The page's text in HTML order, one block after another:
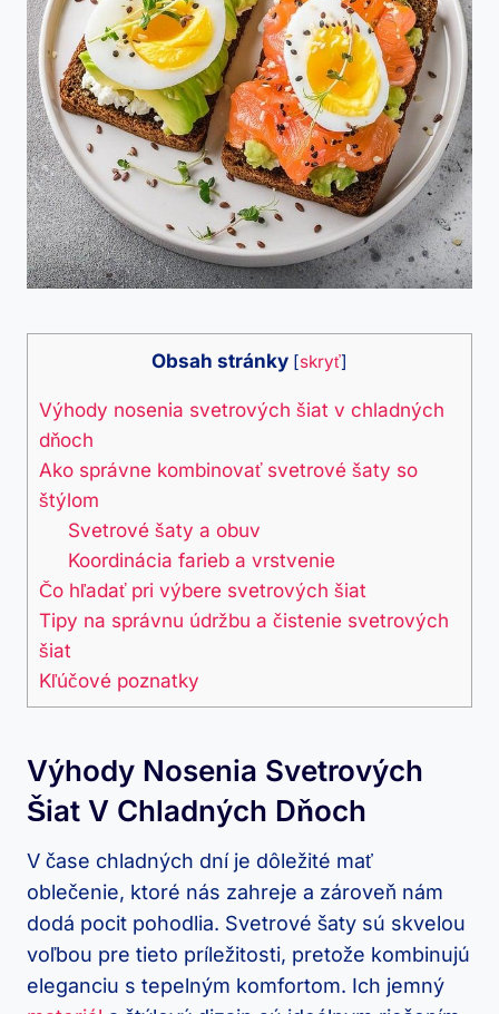
Obsah stránky [skryť]
Výhody nosenia svetrových šiat v ‌chladných
dňoch
Ako správne kombinovať svetrové šaty so
štýlom
Svetrové‍ šaty a obuv
Koordinácia farieb ‍a‍ vrstvenie
Čo hľadať pri výbere ‌svetrových ​šiat
Tipy​ na správnu údržbu a čistenie svetrových
šiat
Kľúčové poznatky
Výhody Nosenia Svetrových
Šiat V ‌chladných Dňoch
V​ čase ‍chladných dní je dôležité mať
oblečenie, ktoré ​nás zahreje ⁣a zároveň nám
dodá ⁢pocit pohodlia. Svetrové šaty​ sú ⁢skvelou
voľbou pre tieto príležitosti, pretože kombinujú
eleganciu‌ s tepelným ⁤komfortom. ‍Ich jemný